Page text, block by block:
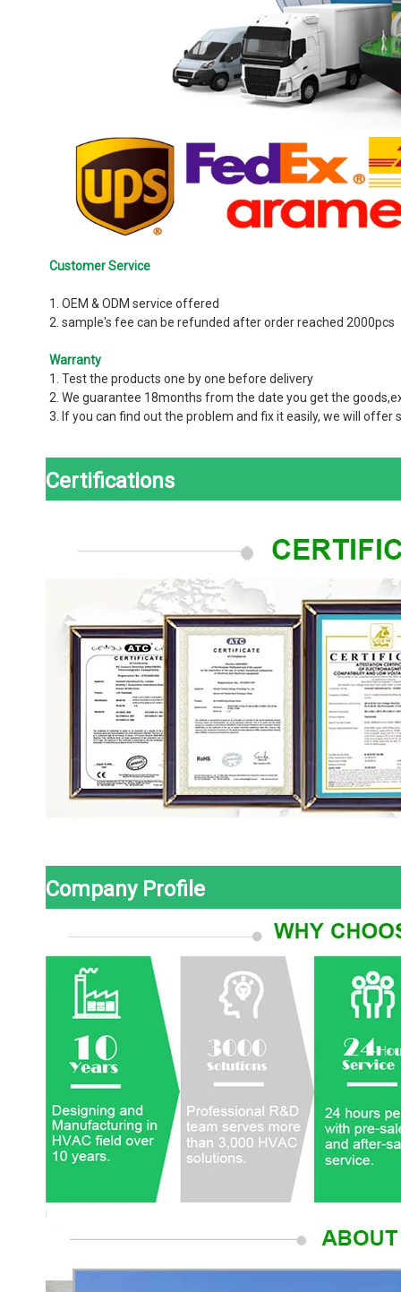
Customer Service
1. OEM & ODM service offered
2. sample's fee can be refunded after order reached 2000pcs
Warranty
1. Test the products one by one before delivery
2. We guarantee 18months from the date you get the
3. If you can find out the problem and fix it easily, we will offer
Certifications
Company Profile